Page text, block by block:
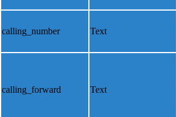
calling_number Text
calling_forward Text